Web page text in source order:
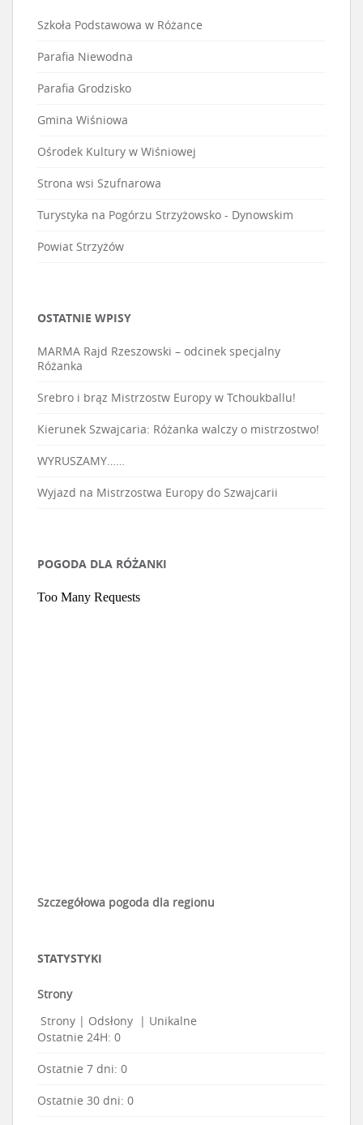
Szkoła Podstawowa w Różance
Parafia Niewodna
Parafia Grodzisko
Gmina Wiśniowa
Ośrodek Kultury w Wiśniowej
Strona wsi Szufnarowa
Turystyka na Pogórzu Strzyżowsko - Dynowskim
Powiat Strzyżów
OSTATNIE WPISY
MARMA Rajd Rzeszowski – odcinek specjalny
Różanka
Srebro i brąz Mistrzostw Europy w Tchoukballu!
Kierunek Szwajcaria: Różanka walczy o mistrzostwo!
WYRUSZAMY……
Wyjazd na Mistrzostwa Europy do Szwajcarii
POGODA DLA RÓŻANKI
Szczegółowa pogoda dla regionu
STATYSTYKI
Strony
Strony | Odsłony | Unikalne
Ostatnie 24H: 0
Ostatnie 7 dni: 0
Ostatnie 30 dni: 0